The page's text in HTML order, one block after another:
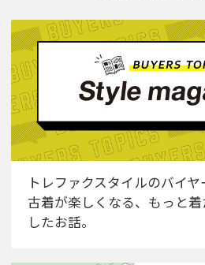
トレファクスタイルのバイヤ
古着が楽しくなる、もっと
したお話。